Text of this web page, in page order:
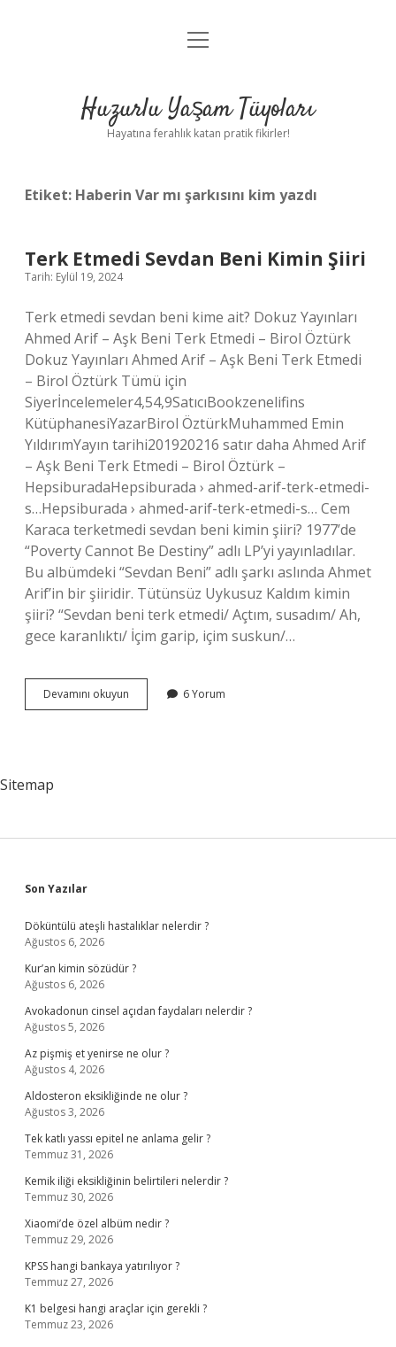
Anasayfa
Yasal Uyarı
menüyü
Huzurlu Yaşam Tüyoları
Hayatına ferahlık katan pratik fikirler!
Etiket: Haberin Var mı şarkısını kim yazdı
Terk Etmedi Sevdan Beni Kimin Şiiri
Tarih: Eylül 19, 2024
Terk etmedi sevdan beni kime ait? Dokuz Yayınları
Ahmed Arif – Aşk Beni Terk Etmedi – Birol Öztürk
Dokuz Yayınları Ahmed Arif – Aşk Beni Terk Etmedi
– Birol Öztürk Tümü için
Siyerİncelemeler4,54,9SatıcıBookzenelifins
KütüphanesiYazarBirol ÖztürkMuhammed Emin
YıldırımYayın tarihi201920216 satır daha Ahmed Arif
– Aşk Beni Terk Etmedi – Birol Öztürk –
HepsiburadaHepsiburada › ahmed-arif-terk-etmedi-
s…Hepsiburada › ahmed-arif-terk-etmedi-s… Cem
Karaca terketmedi sevdan beni kimin şiiri? 1977’de
“Poverty Cannot Be Destiny” adlı LP’yi yayınladılar.
Bu albümdeki “Sevdan Beni” adlı şarkı aslında Ahmet
Arif’in bir şiiridir. Tütünsüz Uykusuz Kaldım kimin
şiiri? “Sevdan beni terk etmedi/ Açtım, susadım/ Ah,
gece karanlıktı/ İçim garip, içim suskun/…
Devamını okuyun
Etmedi
6 Yorum
Sitemap
Sidebar
Son Yazılar
Döküntülü ateşli hastalıklar nelerdir ?
Ağustos 6, 2026
Kur’an kimin sözüdür ?
Ağustos 6, 2026
Avokadonun cinsel açıdan faydaları nelerdir ?
Ağustos 5, 2026
Az pişmiş et yenirse ne olur ?
Ağustos 4, 2026
Aldosteron eksikliğinde ne olur ?
Ağustos 3, 2026
Tek katlı yassı epitel ne anlama gelir ?
Temmuz 31, 2026
Kemik iliği eksikliğinin belirtileri nelerdir ?
Temmuz 30, 2026
Xiaomi’de özel albüm nedir ?
Temmuz 29, 2026
KPSS hangi bankaya yatırılıyor ?
Temmuz 27, 2026
K1 belgesi hangi araçlar için gerekli ?
Temmuz 23, 2026